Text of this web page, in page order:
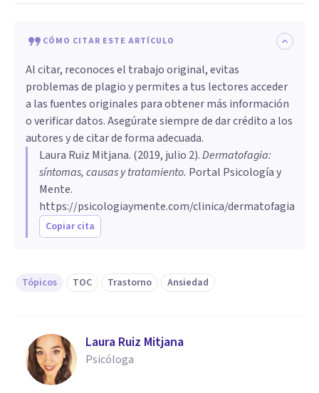
CÓMO CITAR ESTE ARTÍCULO
Al citar, reconoces el trabajo original, evitas
problemas de plagio y permites a tus lectores acceder
a las fuentes originales para obtener más información
o verificar datos. Asegúrate siempre de dar crédito a los
autores y de citar de forma adecuada.
Laura Ruiz Mitjana. (2019, julio 2).Dermatofagia:
síntomas, causas y tratamiento. Portal Psicología y
Mente.
https://psicologiaymente.com/clinica/dermatofagia
Copiar cita
Tópicos TOC Trastorno Ansiedad
Laura Ruiz Mitjana
Psicóloga